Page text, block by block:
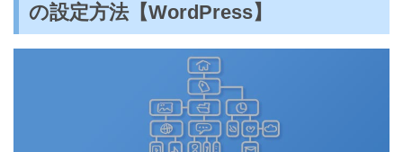
の設定方法【WordPress】